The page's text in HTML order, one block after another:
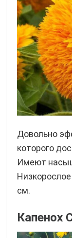
Довольно
которого
Имеют
см.
Капенох